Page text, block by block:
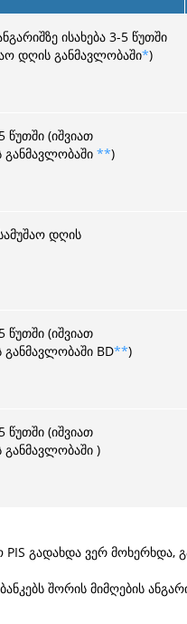
ისახება 3-5 წუთში
დღის განმავლობაში*)
წუთში (იშვიათ
განმავლობაში **)
დღის
წუთში (იშვიათ
განმავლობაში BD**)
წუთში (იშვიათ
განმავლობაში )
PIS გადახდა ვერ
შორის მიმღების